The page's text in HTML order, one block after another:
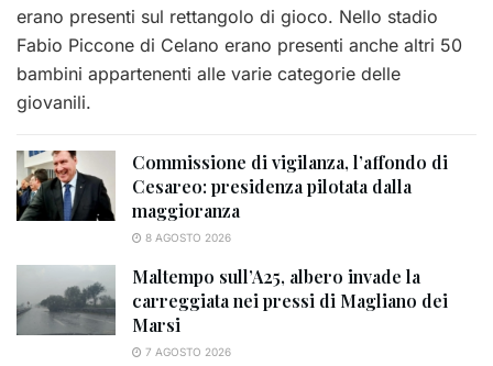
erano presenti sul rettangolo di gioco. Nello stadio
Fabio Piccone di Celano erano presenti anche altri 50
bambini appartenenti alle varie categorie delle
giovanili.
Commissione di vigilanza, l’affondo di
Cesareo: presidenza pilotata dalla
maggioranza
8 AGOSTO 2026
Maltempo sull’A25, albero invade la
carreggiata nei pressi di Magliano dei
Marsi
7 AGOSTO 2026